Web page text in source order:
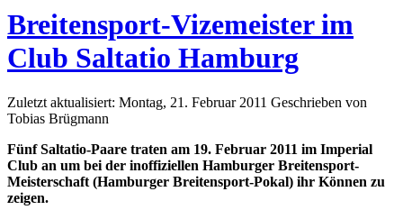
Breitensport-Vizemeister im
Club Saltatio Hamburg
Zuletzt aktualisiert: Montag, 21. Februar 2011 Geschrieben von
Tobias Brügmann
Fünf Saltatio-Paare traten am 19. Februar 2011 im Imperial
Club an um bei der inoffiziellen Hamburger Breitensport-
Meisterschaft (Hamburger Breitensport-Pokal) ihr Können zu
zeigen.